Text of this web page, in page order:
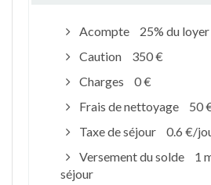
Acompte
25% du loyer
Caution
350 €
Charges
0 €
Frais de nettoyage
50
Taxe de séjour
0.6 €/
Versement du solde
1
séjour